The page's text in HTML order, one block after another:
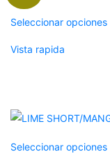
Seleccionar opciones
Vista rapida
Seleccionar opciones